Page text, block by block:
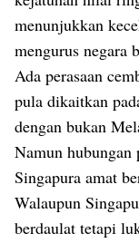
menunjukkan
mengurus negara
Ada perasaan
pula dikaitkan
dengan bukan
Namun
Singapura amat
Walaupun
berdaulat tetapi